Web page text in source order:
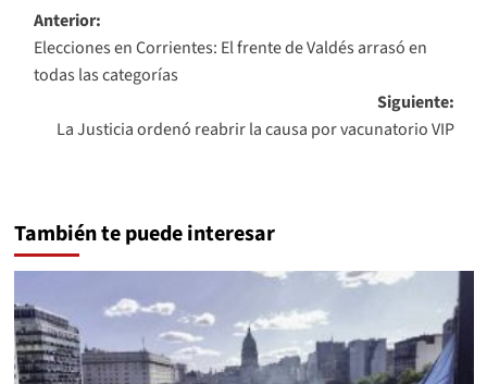
Navegación
de
entradas
Anterior:
Elecciones en Corrientes: El frente de Valdés arrasó en
todas las categorías
Siguiente:
La Justicia ordenó reabrir la causa por vacunatorio VIP
También te puede interesar